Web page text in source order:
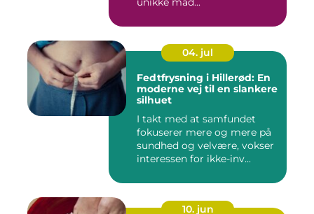
04. jul
Fedtfrysning i Hillerød: En
moderne vej til en slankere
silhuet
I takt med at samfundet
fokuserer mere og mere på
sundhed og velvære, vokser
interessen for ikke-inv...
10. jun